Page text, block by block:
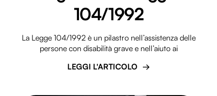
104/1992
La Legge 104/1992 è un pilastro nell’assistenza delle
persone con disabilità grave e nell’aiuto ai
LEGGI L'ARTICOLO